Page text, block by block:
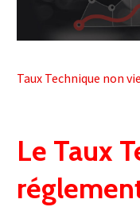
Taux Technique non vie
Le Taux